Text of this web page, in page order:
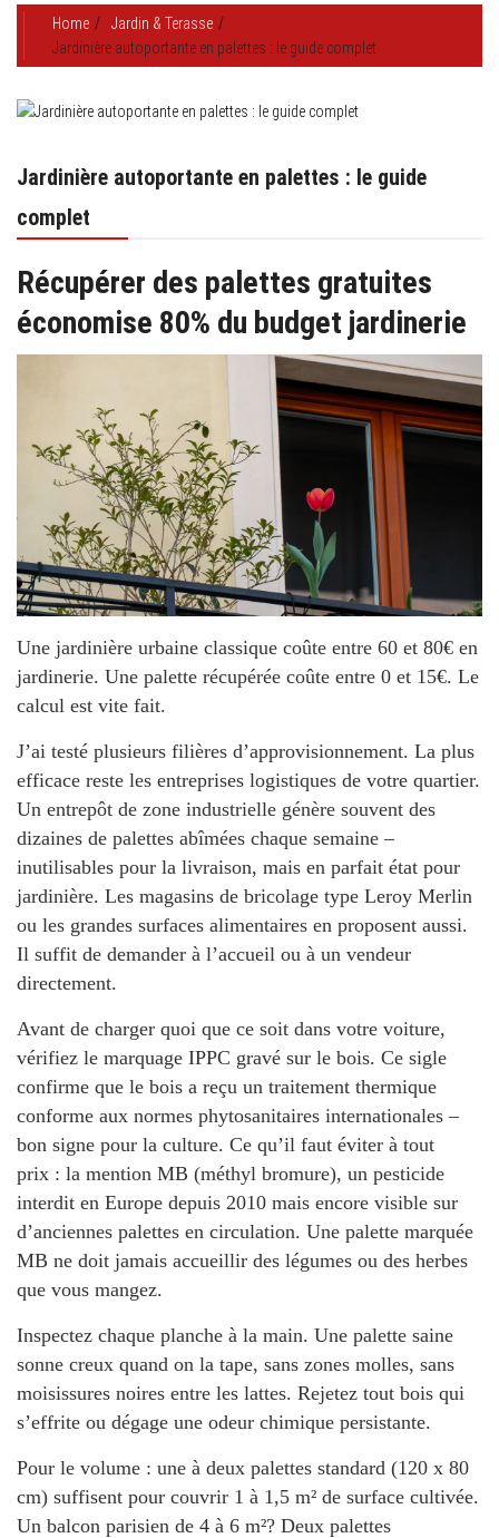
Home
Jardin & Terasse
Jardinière autoportante en palettes : le guide complet
Jardinière autoportante en palettes : le guide
complet
Récupérer des palettes gratuites
économise 80% du budget jardinerie
Une jardinière urbaine classique coûte entre 60 et 80€ en
jardinerie. Une palette récupérée coûte entre 0 et 15€. Le
calcul est vite fait.
J’ai testé plusieurs filières d’approvisionnement. La plus
efficace reste les entreprises logistiques de votre quartier.
Un entrepôt de zone industrielle génère souvent des
dizaines de palettes abîmées chaque semaine –
inutilisables pour la livraison, mais en parfait état pour
jardinière. Les magasins de bricolage type Leroy Merlin
ou les grandes surfaces alimentaires en proposent aussi.
Il suffit de demander à l’accueil ou à un vendeur
directement.
Avant de charger quoi que ce soit dans votre voiture,
vérifiez le marquage IPPC gravé sur le bois. Ce sigle
confirme que le bois a reçu un traitement thermique
conforme aux normes phytosanitaires internationales –
bon signe pour la culture. Ce qu’il faut éviter à tout
prix : la mention MB (méthyl bromure), un pesticide
interdit en Europe depuis 2010 mais encore visible sur
d’anciennes palettes en circulation. Une palette marquée
MB ne doit jamais accueillir des légumes ou des herbes
que vous mangez.
Inspectez chaque planche à la main. Une palette saine
sonne creux quand on la tape, sans zones molles, sans
moisissures noires entre les lattes. Rejetez tout bois qui
s’effrite ou dégage une odeur chimique persistante.
Pour le volume : une à deux palettes standard (120 x 80
cm) suffisent pour couvrir 1 à 1,5 m² de surface cultivée.
Un balcon parisien de 4 à 6 m²? Deux palettes